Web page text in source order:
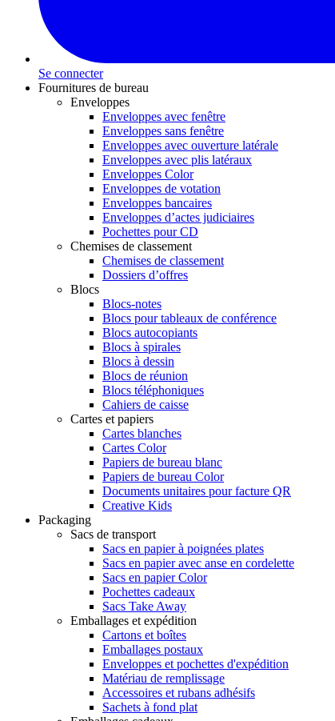
Se connecter
Fournitures de bureau
Enveloppes
Enveloppes avec fenêtre
Enveloppes sans fenêtre
Enveloppes avec ouverture latérale
Enveloppes avec plis latéraux
Enveloppes Color
Enveloppes de votation
Enveloppes bancaires
Enveloppes d’actes judiciaires
Pochettes pour CD
Chemises de classement
Chemises de classement
Dossiers d’offres
Blocs
Blocs-notes
Blocs pour tableaux de conférence
Blocs autocopiants
Blocs à spirales
Blocs à dessin
Blocs de réunion
Blocs téléphoniques
Cahiers de caisse
Cartes et papiers
Cartes blanches
Cartes Color
Papiers de bureau blanc
Papiers de bureau Color
Documents unitaires pour facture QR
Creative Kids
Packaging
Sacs de transport
Sacs en papier à poignées plates
Sacs en papier avec anse en cordelette
Sacs en papier Color
Pochettes cadeaux
Sacs Take Away
Emballages et expédition
Cartons et boîtes
Emballages postaux
Enveloppes et pochettes d'expédition
Matériau de remplissage
Accessoires et rubans adhésifs
Sachets à fond plat